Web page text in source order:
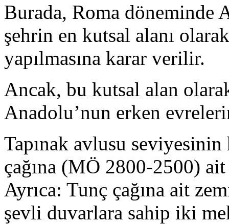
Burada, Roma
şehrin en kutsal alanı
yapılmasına karar verilir.
Ancak, bu kutsal alan
Anadolu’nun erken
Tapınak avlusu
çağına (MÖ 2800-2500)
Ayrıca: Tunç çağına ait
şevli duvarlara sahip iki